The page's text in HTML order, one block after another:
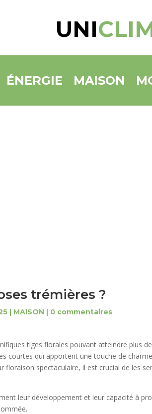
UNI
ÉNERGIE MAISON
trémières ?
MAISON 0 commentaires
tiges florales pouvant atteindre plus
courtes qui apportent une touche de
floraison spectaculaire, il est crucial de les
leur développement et leur capacité à